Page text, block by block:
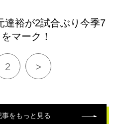
達裕が2試合ぶり今季7
マーク！
2 >
をもっと見る